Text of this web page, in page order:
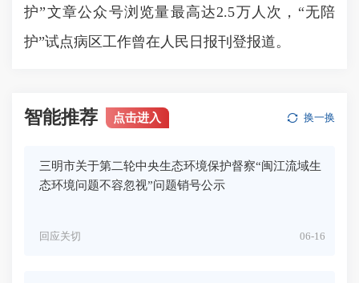
护”文章公众号浏览量最高达2.5万人次，“无陪
护”试点病区工作曾在人民日报刊登报道。
智能推荐 点击进入 换一换
三明市关于第二轮中央生态环境保护督察“闽江流域生
态环境问题不容忽视”问题销号公示
06-16
回应关切